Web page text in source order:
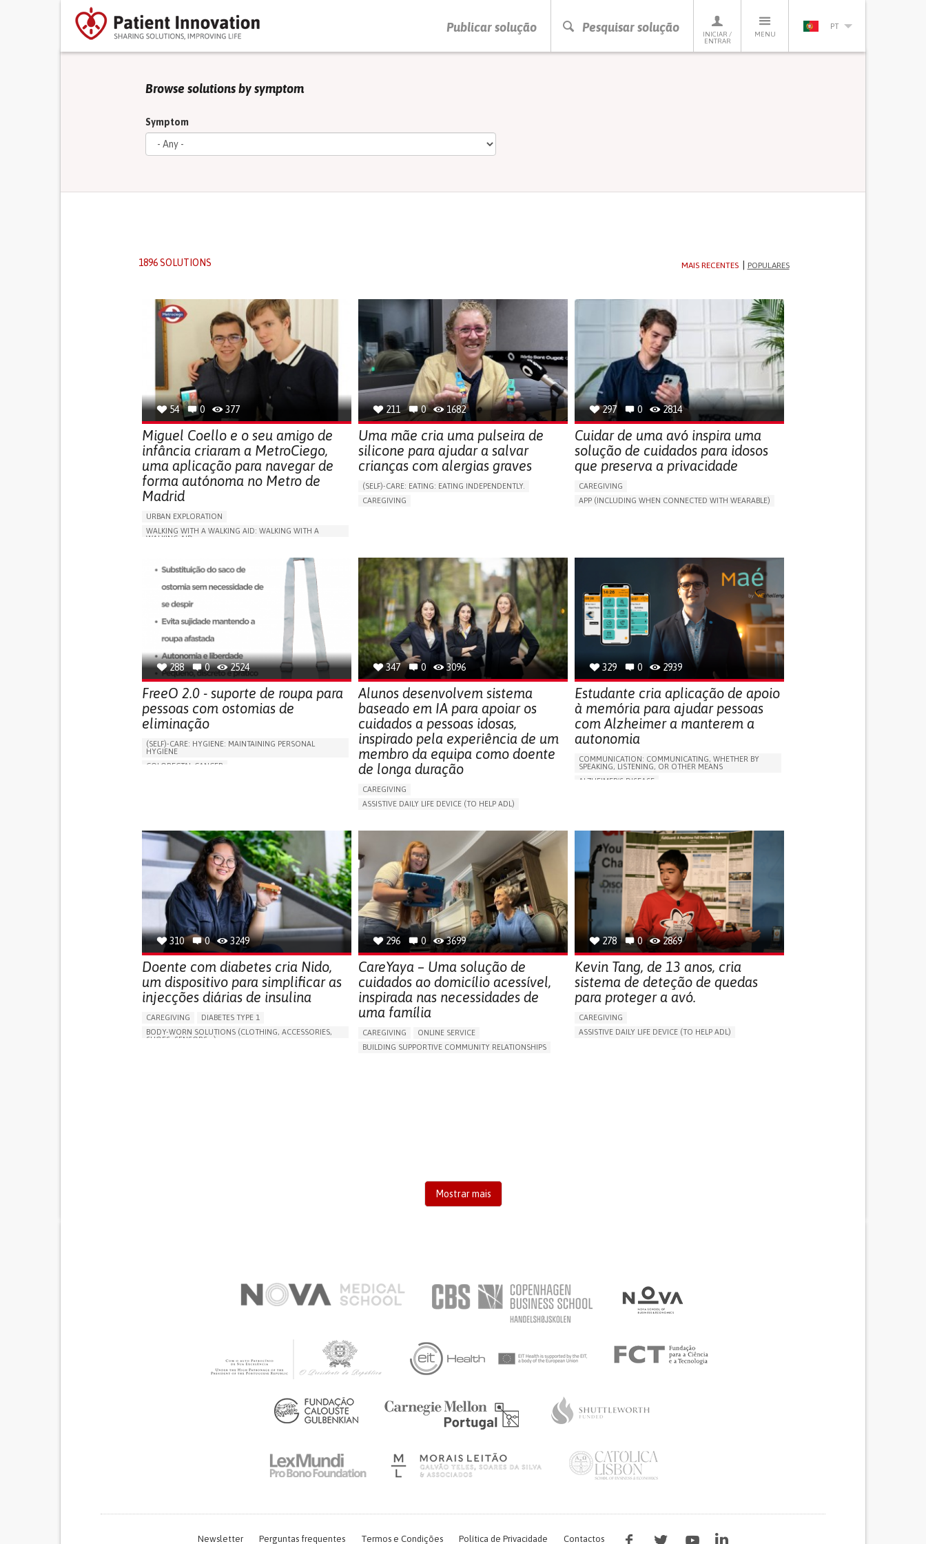
Publicar solução Pesquisar solução
INICIAR /
ENTRAR
MENU
PT
PRESSIONE ENTER PARA PESQUISAR
Browse solutions by symptom
Symptom
1896 SOLUTIONS MAIS RECENTES POPULARES
54 0 377
Miguel Coello e o seu amigo de
infância criaram a MetroCiego,
uma aplicação para navegar de
forma autónoma no Metro de
Madrid
URBAN EXPLORATION
WALKING WITH A WALKING AID: WALKING WITH A
WALKING AID
APP (INCLUDING WHEN CONNECTED WITH WEARABLE)
ONLINE SERVICE
SOCIAL WITHDRAWAL OR ISOLATION
PROMOTING INCLUSIVITY AND SOCIAL INTEGRATION
OPHTHALMOLOGY
SPAIN
211 0 1682
Uma mãe cria uma pulseira de
silicone para ajudar a salvar
crianças com alergias graves
(SELF)-CARE: EATING: EATING INDEPENDENTLY.
CAREGIVING
ALLEVIATING ALLERGIES
PREVENTING (VACCINATION, PROTECTION, FALLS,
RESEARCH/MAPPING)
CAREGIVING SUPPORT
IMMUNO-ALLERGOLOGY
297 0 2814
Cuidar de uma avó inspira uma
solução de cuidados para idosos
que preserva a privacidade
CAREGIVING
APP (INCLUDING WHEN CONNECTED WITH WEARABLE)
PREVENTING (VACCINATION, PROTECTION, FALLS,
GENERAL AND FAMILY MEDICINE
MOBILITY ISSUES
CAREGIVER SUPPORT
SOLUTIONS FOR DISABLED PEOPLE
INDIA
288 0 2524
FreeO 2.0 - suporte de roupa para
pessoas com ostomias de
eliminação
(SELF)-CARE: HYGIENE: MAINTAINING PERSONAL
HYGIENE
COLORECTAL CANCER
347 0 3096
Alunos desenvolvem sistema
baseado em IA para apoiar os
cuidados a pessoas idosas,
inspirado pela experiência de um
membro da equipa como doente
de longa duração
CAREGIVING
ASSISTIVE DAILY LIFE DEVICE (TO HELP ADL)
MAINTAINING BALANCE AND MOBILITY
PREVENTING (VACCINATION, PROTECTION, FALLS,
RESEARCH/MAPPING)
GENERAL AND FAMILY MEDICINE
CAREGIVER SUPPORT
UNITED STATES
329 0 2939
Estudante cria aplicação de apoio
à memória para ajudar pessoas
com Alzheimer a manterem a
autonomia
COMMUNICATION: COMMUNICATING, WHETHER BY
SPEAKING, LISTENING, OR OTHER MEANS
ALZHEIMER'S DISEASE
CAREGIVING SUPPORT
GENERAL AND FAMILY MEDICINE
NEUROLOGY
FRANCE
310 0 3249
Doente com diabetes cria Nido,
um dispositivo para simplificar as
injecções diárias de insulina
CAREGIVING
DIABETES TYPE 1
BODY-WORN SOLUTIONS (CLOTHING, ACCESSORIES,
SHOES, SENSORS...)
296 0 3699
CareYaya – Uma solução de
cuidados ao domicílio acessível,
inspirada nas necessidades de
uma família
CAREGIVING
ONLINE SERVICE
BUILDING SUPPORTIVE COMMUNITY RELATIONSHIPS
278 0 2869
Kevin Tang, de 13 anos, cria
sistema de deteção de quedas
para proteger a avó.
CAREGIVING
ASSISTIVE DAILY LIFE DEVICE (TO HELP ADL)
Mostrar mais
Newsletter Perguntas frequentes Termos e Condições Política de Privacidade Contactos